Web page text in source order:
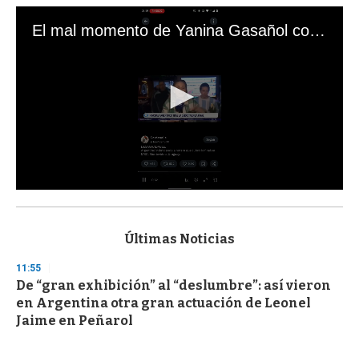
El mal momento de Yanina Gasañol con un hincha argentino en "Subrayado"
s
d
s
o
f
3
Últimas Noticias
11:55
De “gran exhibición” al “deslumbre”: así vieron
en Argentina otra gran actuación de Leonel
Jaime en Peñarol